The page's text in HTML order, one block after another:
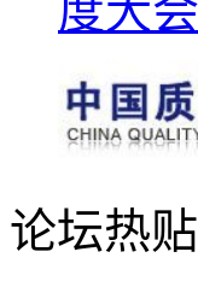
论坛热贴